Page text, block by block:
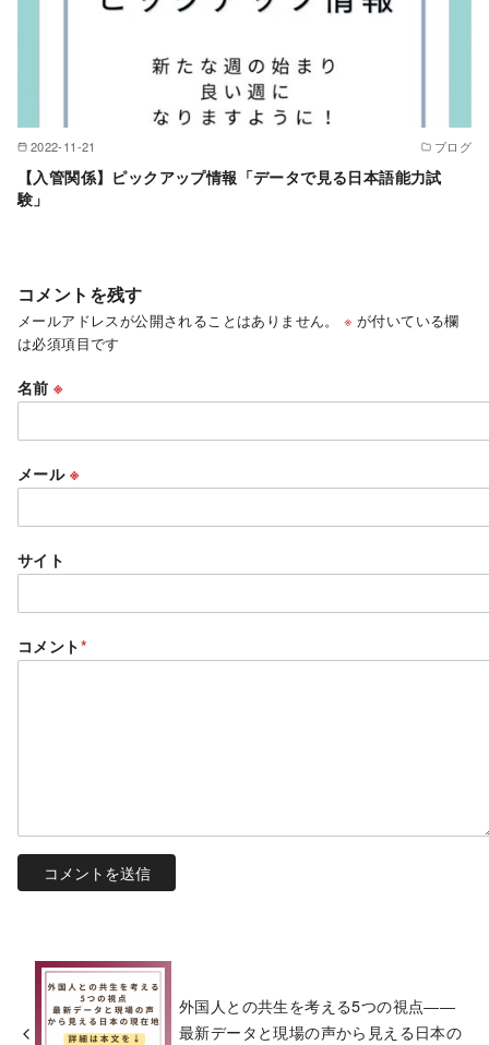
2022-11-21 ブログ
【入管関係】ピックアップ情報「データで見る日本語能力試
験」
コメントを残す
メールアドレスが公開されることはありません。 ※ が付いている欄
は必須項目です
名前※
メール ※
サイト
コメント*
外国人との共生を考える5つの視点――
最新データと現場の声から見える日本の